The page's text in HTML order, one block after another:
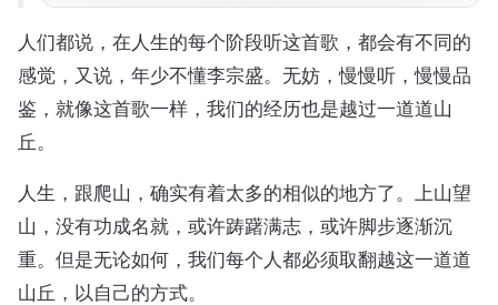
人们都说，在人生的每个阶段听这首歌，都会有不同的
感觉，又说，年少不懂李宗盛。无妨，慢慢听，慢慢品
鉴，就像这首歌一样，我们的经历也是越过一道道山
丘。
人生，跟爬山，确实有着太多的相似的地方了。上山望
山，没有功成名就，或许踌躇满志，或许脚步逐渐沉
重。但是无论如何，我们每个人都必须取翻越这一道道
山丘，以自己的方式。